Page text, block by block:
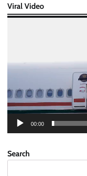
Viral Video
00:00
Search